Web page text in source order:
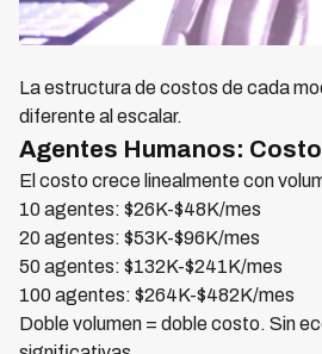
La estructura de costos de cada
diferente al escalar.
Agentes Humanos: Costo
El costo crece linealmente con
10 agentes: $26K-$48K/mes
20 agentes: $53K-$96K/mes
50 agentes: $132K-$241K/mes
100 agentes: $264K-$482K/mes
Doble volumen = doble costo. Sin